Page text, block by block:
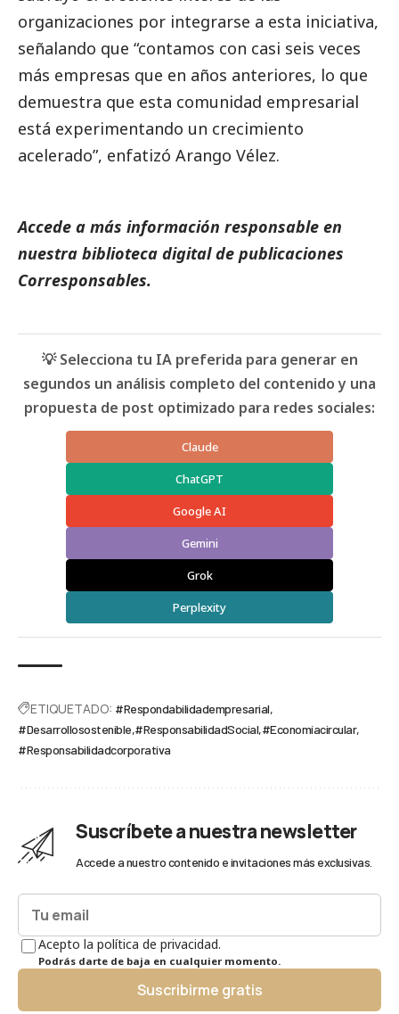
organizaciones por integrarse a esta iniciativa,
señalando que “contamos con casi seis veces
más empresas que en años anteriores, lo que
demuestra que esta comunidad empresarial
está experimentando un crecimiento
acelerado”, enfatizó Arango Vélez.
Accede a más información responsable en
nuestra biblioteca digital de publicaciones
Corresponsables.
💡 Selecciona tu IA preferida para generar en
segundos un análisis completo del contenido y una
propuesta de post optimizado para redes sociales:
Claude
ChatGPT
Google AI
Gemini
Grok
Perplexity
ETIQUETADO: #Respondabilidadempresarial
#Desarrollosostenible #ResponsabilidadSocial #Economíacircular
#Responsabilidadcorporativa
Suscríbete a nuestra newsletter
Accede a nuestro contenido e invitaciones más exclusivas.
Acepto la política de privacidad.
Podrás darte de baja en cualquier momento.
Suscribirme gratis